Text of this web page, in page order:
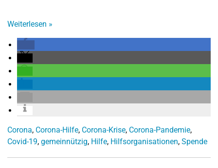
Weiterlesen »
Corona, Corona-Hilfe, Corona-Krise, Corona-Pandemie,
Covid-19, gemeinnützig, Hilfe, Hilfsorganisationen, Spende